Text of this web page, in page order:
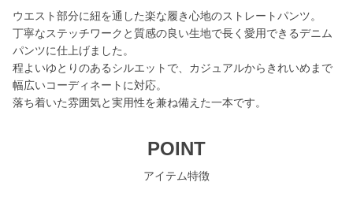
ウエスト部分に紐を通した楽な履き心地のストレートパンツ。
丁寧なステッチワークと質感の良い生地で長く愛用できるデニム
パンツに仕上げました。
程よいゆとりのあるシルエットで、カジュアルからきれいめまで
幅広いコーディネートに対応。
落ち着いた雰囲気と実用性を兼ね備えた一本です。
POINT
アイテム特徴